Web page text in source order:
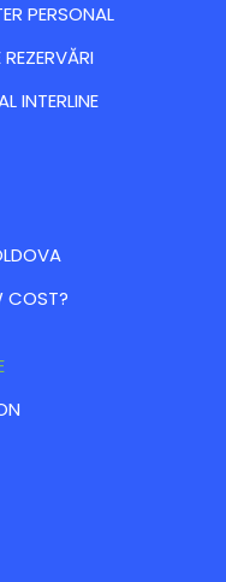
PERSONAL
INTERLINE
COST?